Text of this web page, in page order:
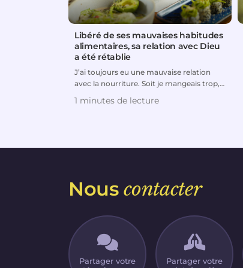
Libéré de ses mauvaises habitudes
alimentaires, sa relation avec Dieu
a été rétablie
J’ai toujours eu une mauvaise relation
avec la nourriture. Soit je mangeais trop,
1 minutes de lecture
Nouscontacter
Partager votre
Partager votre